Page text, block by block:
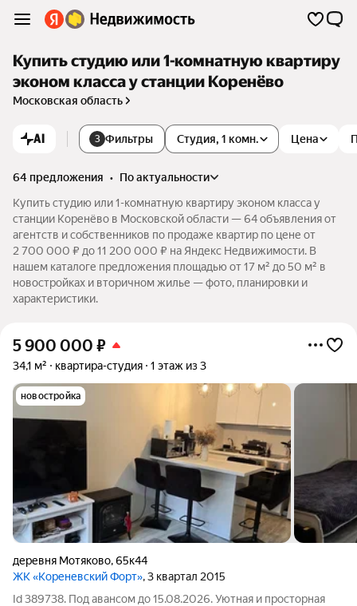
Купить студию или 1-комнатную квартиру
эконом класса у станции Коренёво
Московская область
AI 3 Фильтры Студия, 1 комн. Цена
64 предложения •
по актуальности
Купить студию или 1-комнатную квартиру эконом класса у
станции Коренёво в Московской области — 64 объявления от
агентств и собственников по продаже квартир по цене от
2 700 000 ₽ до 11 200 000 ₽ на Яндекс Недвижимости. В
нашем каталоге предложения площадью от 17 м² до 50 м² в
новостройках и вторичном жилье — фото, планировки и
характеристики.
5 900 000 ₽
34,1 м² квартира-студия 1 этаж из 3
новостройка
деревня Мотяково,65к44
ЖК «Кореневский Форт», 3 квартал 2015
Id 389738. Под авансом до 15.08.2026. Уютная и просторная